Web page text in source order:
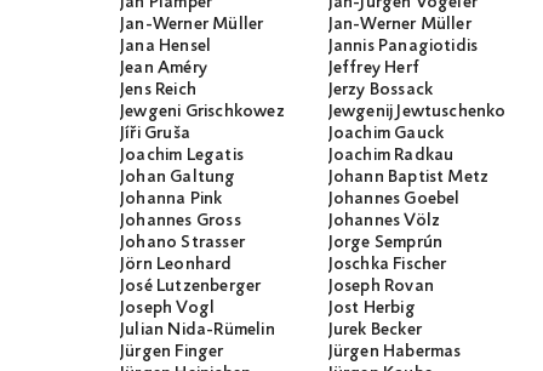
Jan-Werner Müller
Jan-Werner Müller
Jana Hensel
Jannis Panagiotidis
Jean Améry
Jeffrey Herf
Jens Reich
Jerzy Bossack
Jewgeni Grischkowez
Jewgenij Jewtuschenko
Jíři Gruša
Joachim Gauck
Joachim Legatis
Joachim Radkau
Johan Galtung
Johann Baptist Metz
Johanna Pink
Johannes Goebel
Johannes Gross
Johannes Völz
Johano Strasser
Jorge Semprún
Jörn Leonhard
Joschka Fischer
José Lutzenberger
Joseph Rovan
Joseph Vogl
Jost Herbig
Julian Nida-Rümelin
Jurek Becker
Jürgen Finger
Jürgen Habermas